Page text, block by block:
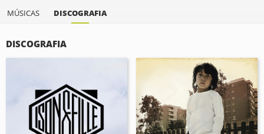
MÚSICAS DISCOGRAFIA
DISCOGRAFIA